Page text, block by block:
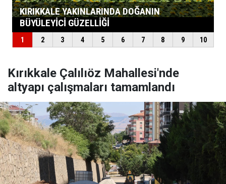
Kırıkkale Çalılıöz Mahallesi'nde
altyapı çalışmaları tamamlandı